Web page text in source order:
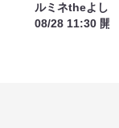
ルミネtheよし
08/28 11:30 開